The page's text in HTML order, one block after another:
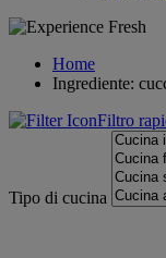
Home
Ingrediente:
Filtro
Tipo di cucina